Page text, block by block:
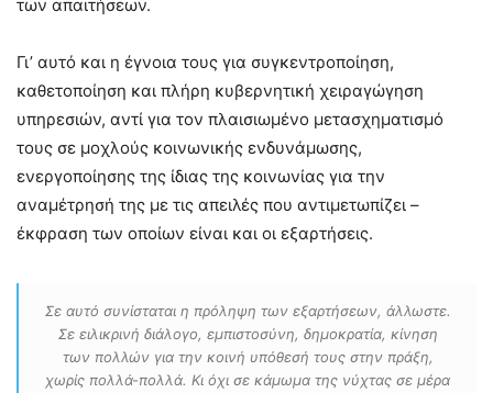
των απαιτήσεων.
Γι’ αυτό και η έγνοια τους για συγκεντροποίηση,
καθετοποίηση και πλήρη κυβερνητική χειραγώγηση
υπηρεσιών, αντί για τον πλαισιωμένο μετασχηματισμό
τους σε μοχλούς κοινωνικής ενδυνάμωσης,
ενεργοποίησης της ίδιας της κοινωνίας για την
αναμέτρησή της με τις απειλές που αντιμετωπίζει –
έκφραση των οποίων είναι και οι εξαρτήσεις.
Σε αυτό συνίσταται η πρόληψη των εξαρτήσεων, άλλωστε.
Σε ειλικρινή διάλογο, εμπιστοσύνη, δημοκρατία, κίνηση
των πολλών για την κοινή υπόθεσή τους στην πράξη,
χωρίς πολλά-πολλά. Κι όχι σε κάμωμα της νύχτας σε μέρα